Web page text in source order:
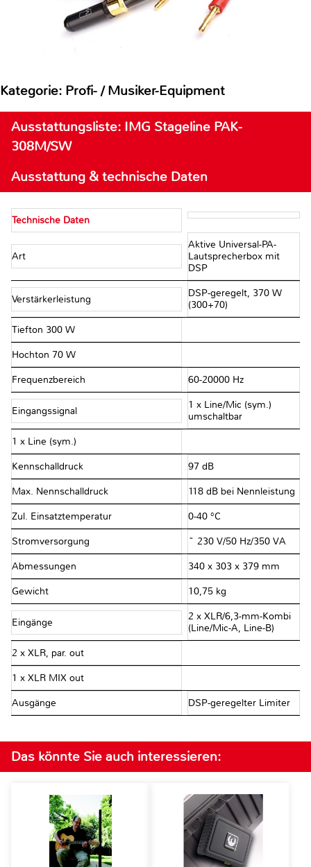
Kategorie: Profi- / Musiker-Equipment
Ausstattungsliste: IMG Stageline PAK-
308M/SW
Ausstattung & technische Daten
Technische Daten
Art
Aktive Universal-PA-
Lautsprecherbox mit
DSP
Verstärkerleistung
DSP-geregelt, 370 W
(300+70)
Tiefton 300 W
Hochton 70 W
Frequenzbereich 60-20000 Hz
Eingangssignal
1 x Line/Mic (sym.)
umschaltbar
1 x Line (sym.)
Kennschalldruck 97 dB
Max. Nennschalldruck 118 dB bei Nennleistung
Zul. Einsatztemperatur 0-40 °C
Stromversorgung ~ 230 V/50 Hz/350 VA
Abmessungen 340 x 303 x 379 mm
Gewicht 10,75 kg
Eingänge
2 x XLR/6,3-mm-Kombi
(Line/Mic-A, Line-B)
2 x XLR, par. out
1 x XLR MIX out
Ausgänge DSP-geregelter Limiter
Das könnte Sie auch interessieren: